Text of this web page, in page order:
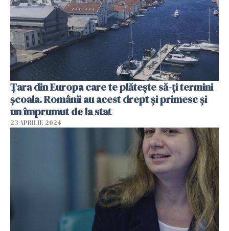
Țara din Europa care te plătește să-ți termini
școala. Românii au acest drept și primesc și
un împrumut de la stat
23 APRILIE 2024